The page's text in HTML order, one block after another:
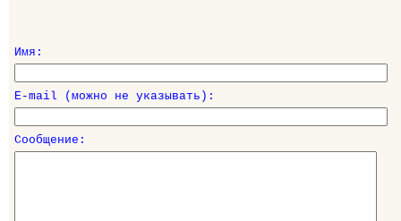
Имя:
E-mail (можно не указывать):
Сообщение: